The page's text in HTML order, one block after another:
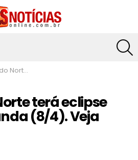
(8/4). Veja informações
terá eclipse
(8/4). Veja